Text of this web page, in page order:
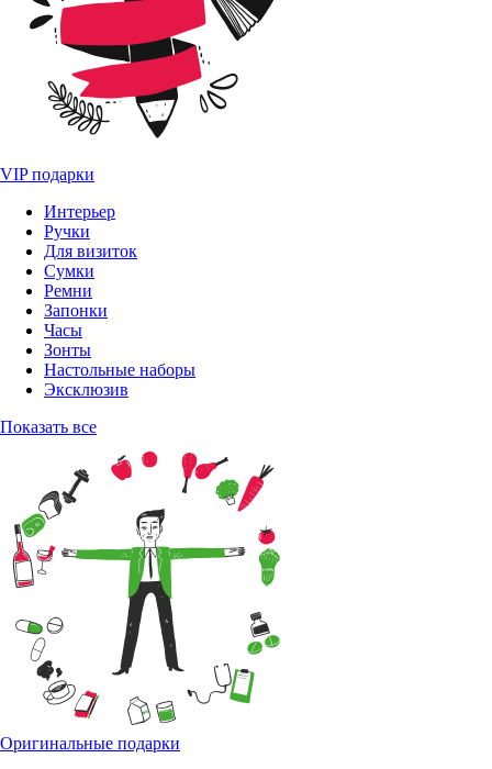
VIP подарки
Интерьер
Ручки
Для визиток
Сумки
Ремни
Запонки
Часы
Зонты
Настольные наборы
Эксклюзив
Показать все
Оригинальные подарки